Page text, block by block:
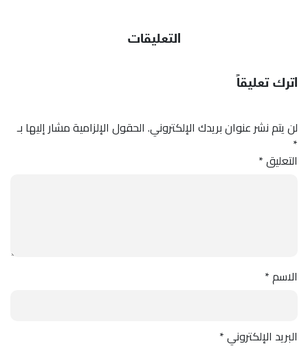
التعليقات
اترك تعليقاً
لن يتم نشر عنوان بريدك الإلكتروني. الحقول الإلزامية مشار إليها بـ
*
التعليق*
الاسم*
البريد الإلكتروني*